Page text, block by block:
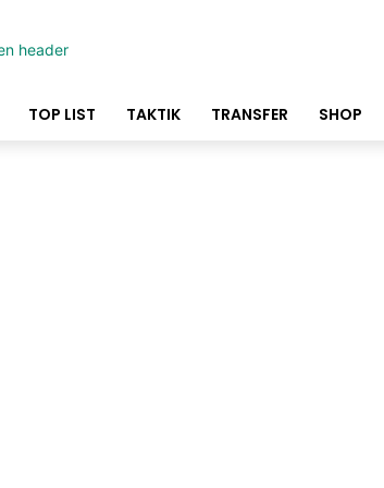
TOP LIST TAKTIK TRANSFER SHOP